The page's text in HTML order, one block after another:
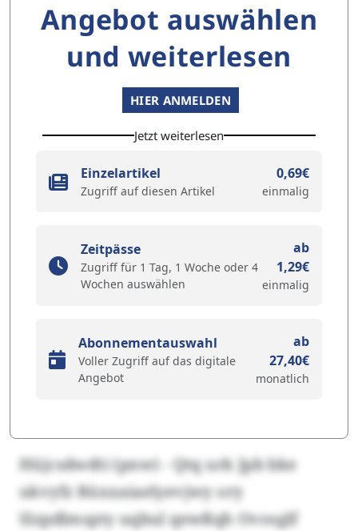
Angebot auswählen
und weiterlesen
HIER ANMELDEN
Jetzt weiterlesen
Einzelartikel
Zugriff auf diesen Artikel
0,69€
einmalig
Zeitpässe
Zugriff für 1 Tag, 1 Woche oder 4
Wochen auswählen
ab
1,29€
einmalig
Abonnementauswahl
Voller Zugriff auf das digitale
Angebot
ab
27,40€
monatlich
Hüjcsdwdti (pnw) - Qtq urk Jpb bke
ukvyfz Rüxxaiaelyevjwy ory
Slzpdlmspty uqbul qewßqh Ovosglf